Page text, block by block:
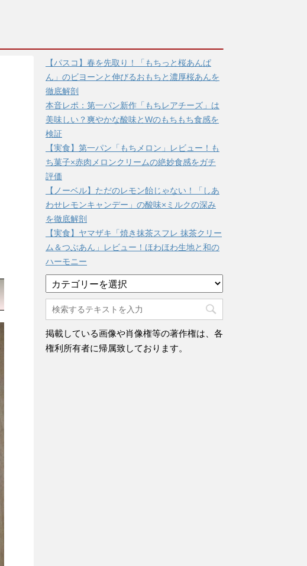
【パスコ】春を先取り！「もちっと桜あんぱ
ん」のビヨーンと伸びるおもちと濃厚桜あんを
徹底解剖
本音レポ：第一パン新作「もちレアチーズ」は
美味しい？爽やかな酸味とWのもちもち食感を
検証
【実食】第一パン「もちメロン」レビュー！も
ち菓子×赤肉メロンクリームの絶妙食感をガチ
評価
【ノーベル】ただのレモン飴じゃない！「しあ
わせレモンキャンデー」の酸味×ミルクの深み
を徹底解剖
【実食】ヤマザキ「焼き抹茶スフレ 抹茶クリー
ム＆つぶあん」レビュー！ほわほわ生地と和の
ハーモニー
テ
ゴ
リ
ー
掲載している画像や肖像権等の著作権は、各
権利所有者に帰属致しております。